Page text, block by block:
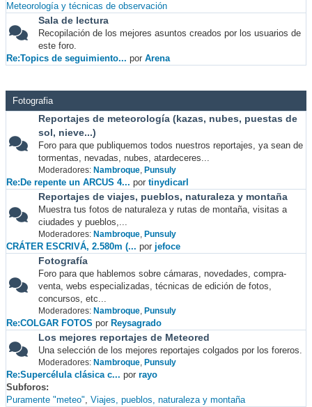
Meteorología y técnicas de observación
Sala de lectura
Recopilación de los mejores asuntos creados por los usuarios de
este foro.
Re:Topics de seguimiento... por Arena
Fotografia
Reportajes de meteorología (kazas, nubes, puestas de
sol, nieve...)
Foro para que publiquemos todos nuestros reportajes, ya sean de
tormentas, nevadas, nubes, atardeceres...
Moderadores: Nambroque, Punsuly
Re:De repente un ARCUS 4... por tinydicarl
Reportajes de viajes, pueblos, naturaleza y montaña
Muestra tus fotos de naturaleza y rutas de montaña, visitas a
ciudades y pueblos,...
Moderadores: Nambroque, Punsuly
CRÁTER ESCRIVÁ, 2.580m (... por jefoce
Fotografía
Foro para que hablemos sobre cámaras, novedades, compra-
venta, webs especializadas, técnicas de edición de fotos,
concursos, etc...
Moderadores: Nambroque, Punsuly
Re:COLGAR FOTOS por Reysagrado
Los mejores reportajes de Meteored
Una selección de los mejores reportajes colgados por los foreros.
Moderadores: Nambroque, Punsuly
Re:Supercélula clásica c... por rayo
Subforos
Puramente "meteo" Viajes, pueblos, naturaleza y montaña